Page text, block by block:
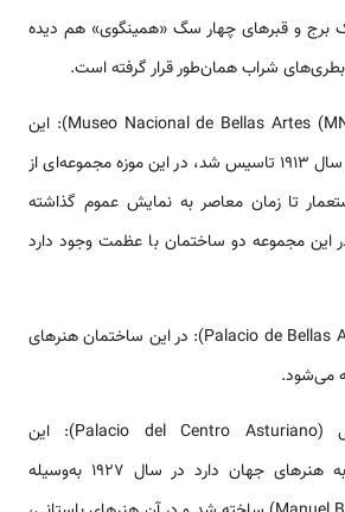
برج و قبرهای چهار سگ «همینگوی» هم دیده
شراب همان‌طور قرار گرفته است.
موزه هنرهای زیبا (Museo Nacional de Bellas Artes (MNBA)): این
موزه (واقع در هاوانا)، در سال ۱۹۱۳ تاسیس شد، در این موزه مجموعه‌ای از
تا زمان معاصر به نمایش عموم گذاشته
مجموعه دو ساختمان با عظمت وجود دارد
- کاخ هنرهای زیبا (Palacio de Bellas Artes): در این ساختمان هنرهای
می‌شود.
- کاخ مرکز آستوریایی (Palacio del Centro Asturiano): این
ساختمان‌که اختصاص به هنرهای جهان دارد در سال ۱۹۲۷ به‌وسیله